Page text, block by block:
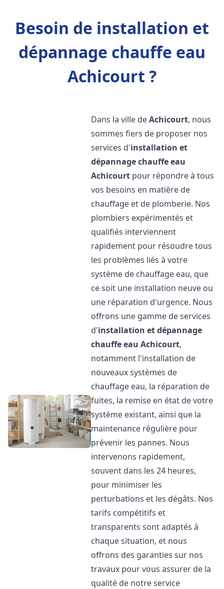
Besoin de installation et
dépannage chauffe eau
Achicourt ?
Dans la ville deAchicourt, nous
sommes fiers de proposer nos
services d'installation et
dépannage chauffe eau
Achicourt pour répondre à tous
vos besoins en matière de
chauffage et de plomberie. Nos
plombiers expérimentés et
qualifiés interviennent
rapidement pour résoudre tous
les problèmes liés à votre
système de chauffage eau, que
ce soit une installation neuve ou
une réparation d'urgence. Nous
offrons une gamme de services
d'installation et dépannage
chauffe eau Achicourt,
notamment l'installation de
nouveaux systèmes de
chauffage eau, la réparation de
fuites, la remise en état de votre
système existant, ainsi que la
maintenance régulière pour
prévenir les pannes. Nous
intervenons rapidement,
souvent dans les 24 heures,
pour minimiser les
perturbations et les dégâts. Nos
tarifs compétitifs et
transparents sont adaptés à
chaque situation, et nous
offrons des garanties sur nos
travaux pour vous assurer de la
qualité de notre service